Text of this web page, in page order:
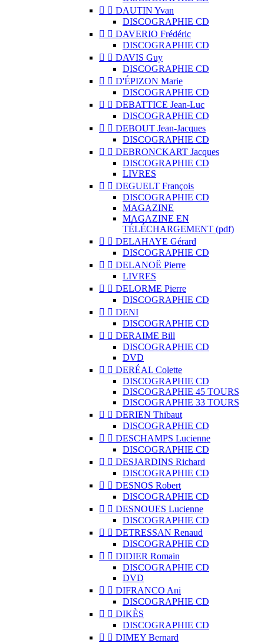
  DAUTIN Yvan
DISCOGRAPHIE CD
  DAVERIO Frédéric
DISCOGRAPHIE CD
  DAVIS Guy
DISCOGRAPHIE CD
  D'ÉPIZON Marie
DISCOGRAPHIE CD
  DEBATTICE Jean-Luc
DISCOGRAPHIE CD
  DEBOUT Jean-Jacques
DISCOGRAPHIE CD
  DEBRONCKART Jacques
DISCOGRAPHIE CD
LIVRES
  DEGUELT François
DISCOGRAPHIE CD
MAGAZINE
MAGAZINE EN
TÉLÉCHARGEMENT (pdf)
  DELAHAYE Gérard
DISCOGRAPHIE CD
  DELANOË Pierre
LIVRES
  DELORME Pierre
DISCOGRAPHIE CD
  DENI
DISCOGRAPHIE CD
  DERAIME Bill
DISCOGRAPHIE CD
DVD
  DERÉAL Colette
DISCOGRAPHIE CD
DISCOGRAPHIE 45 TOURS
DISCOGRAPHIE 33 TOURS
  DERIEN Thibaut
DISCOGRAPHIE CD
  DESCHAMPS Lucienne
DISCOGRAPHIE CD
  DESJARDINS Richard
DISCOGRAPHIE CD
  DESNOS Robert
DISCOGRAPHIE CD
  DESNOUES Lucienne
DISCOGRAPHIE CD
  DETRESSAN Renaud
DISCOGRAPHIE CD
  DIDIER Romain
DISCOGRAPHIE CD
DVD
  DIFRANCO Ani
DISCOGRAPHIE CD
  DIKÈS
DISCOGRAPHIE CD
  DIMEY Bernard